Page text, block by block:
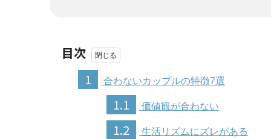
目次
1
合わないカップルの特徴7選
1.1 価値観が合わない
1.2 生活リズムにズレがある